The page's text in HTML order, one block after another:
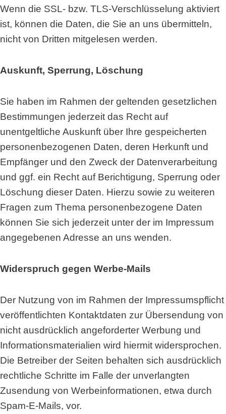
Wenn die SSL- bzw. TLS-Verschlüsselung aktiviert
ist, können die Daten, die Sie an uns übermitteln,
nicht von Dritten mitgelesen werden.
Auskunft, Sperrung, Löschung
Sie haben im Rahmen der geltenden gesetzlichen
Bestimmungen jederzeit das Recht auf
unentgeltliche Auskunft über Ihre gespeicherten
personenbezogenen Daten, deren Herkunft und
Empfänger und den Zweck der Datenverarbeitung
und ggf. ein Recht auf Berichtigung, Sperrung oder
Löschung dieser Daten. Hierzu sowie zu weiteren
Fragen zum Thema personenbezogene Daten
können Sie sich jederzeit unter der im Impressum
angegebenen Adresse an uns wenden.
Widerspruch gegen Werbe-Mails
Der Nutzung von im Rahmen der Impressumspflicht
veröffentlichten Kontaktdaten zur Übersendung von
nicht ausdrücklich angeforderter Werbung und
Informationsmaterialien wird hiermit widersprochen.
Die Betreiber der Seiten behalten sich ausdrücklich
rechtliche Schritte im Falle der unverlangten
Zusendung von Werbeinformationen, etwa durch
Spam-E-Mails, vor.